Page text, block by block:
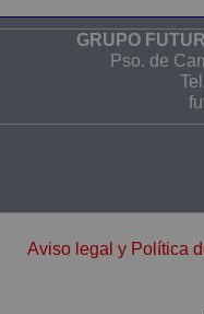
GRUPO
Pso. de
Aviso legal y Política